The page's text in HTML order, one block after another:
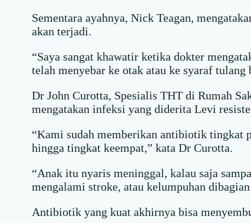
Sementara ayahnya, Nick Teagan,
akan terjadi.
“Saya sangat khawatir ketika dokter
telah menyebar ke otak atau ke syaraf tulang
Dr John Curotta, Spesialis THT di Rumah
mengatakan infeksi yang diderita Levi
“Kami sudah memberikan antibiotik tingkat
hingga tingkat keempat,” kata Dr Curotta.
“Anak itu nyaris meninggal, kalau saja
mengalami stroke, atau kelumpuhan
Antibiotik yang kuat akhirnya bisa